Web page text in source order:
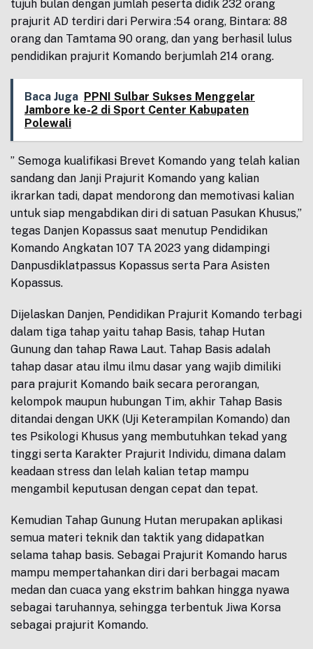
tujuh bulan dengan jumlah peserta didik 232 orang
prajurit AD terdiri dari Perwira :54 orang, Bintara: 88
orang dan Tamtama 90 orang, dan yang berhasil lulus
pendidikan prajurit Komando berjumlah 214 orang.
Baca Juga PPNI Sulbar Sukses Menggelar
Jambore ke-2 di Sport Center Kabupaten
Polewali
” Semoga kualifikasi Brevet Komando yang telah kalian
sandang dan Janji Prajurit Komando yang kalian
ikrarkan tadi, dapat mendorong dan memotivasi kalian
untuk siap mengabdikan diri di satuan Pasukan Khusus,”
tegas Danjen Kopassus saat menutup Pendidikan
Komando Angkatan 107 TA 2023 yang didampingi
Danpusdiklatpassus Kopassus serta Para Asisten
Kopassus.
Dijelaskan Danjen, Pendidikan Prajurit Komando terbagi
dalam tiga tahap yaitu tahap Basis, tahap Hutan
Gunung dan tahap Rawa Laut. Tahap Basis adalah
tahap dasar atau ilmu ilmu dasar yang wajib dimiliki
para prajurit Komando baik secara perorangan,
kelompok maupun hubungan Tim, akhir Tahap Basis
ditandai dengan UKK (Uji Keterampilan Komando) dan
tes Psikologi Khusus yang membutuhkan tekad yang
tinggi serta Karakter Prajurit Individu, dimana dalam
keadaan stress dan lelah kalian tetap mampu
mengambil keputusan dengan cepat dan tepat.
Kemudian Tahap Gunung Hutan merupakan aplikasi
semua materi teknik dan taktik yang didapatkan
selama tahap basis. Sebagai Prajurit Komando harus
mampu mempertahankan diri dari berbagai macam
medan dan cuaca yang ekstrim bahkan hingga nyawa
sebagai taruhannya, sehingga terbentuk Jiwa Korsa
sebagai prajurit Komando.